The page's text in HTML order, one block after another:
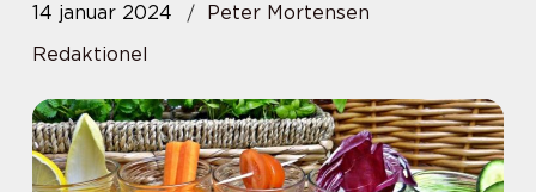
14 januar 2024
Peter Mortensen
Redaktionel